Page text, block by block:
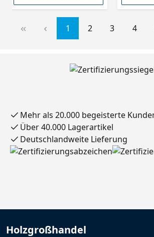
1 2 3 4
Mehr als 20.000 begeisterte
Über 40.000 Lagerartikel
Deutschlandweite Lieferung
Holzgroßhandel